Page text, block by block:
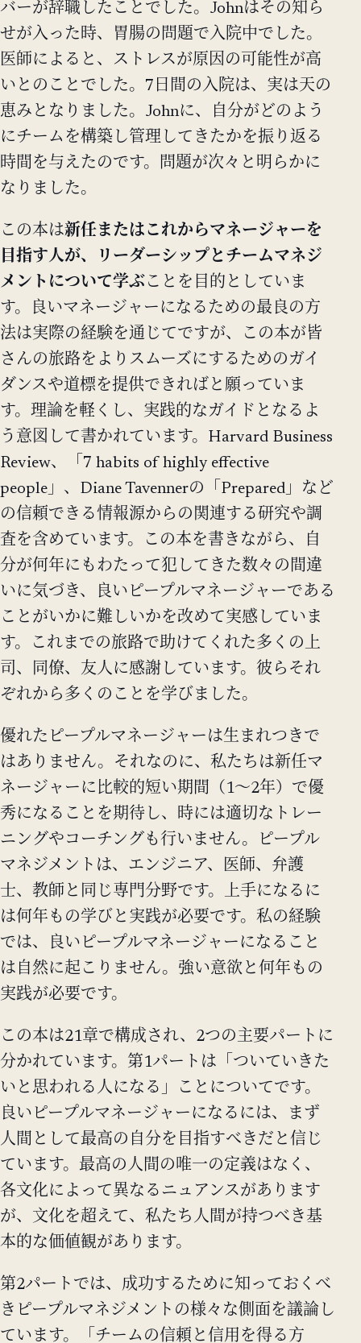
バーが辞職したことでした。Johnはその知ら
せが入った時、胃腸の問題で入院中でした。
医師によると、ストレスが原因の可能性が高
いとのことでした。7日間の入院は、実は天の
恵みとなりました。Johnに、自分がどのよう
にチームを構築し管理してきたかを振り返る
時間を与えたのです。問題が次々と明らかに
なりました。
この本は新任またはこれからマネージャーを
目指す人が、リーダーシップとチームマネジ
メントについて学ぶ ことを目的としていま
す。良いマネージャーになるための最良の方
法は実際の経験を通じてですが、この本が皆
さんの旅路をよりスムーズにするためのガイ
ダンスや道標を提供できればと願っていま
す。理論を軽くし、実践的なガイドとなるよ
う意図して書かれています。Harvard Business
Review、「7 habits of highly effective
people」、Diane Tavennerの「Prepared」など
の信頼できる情報源からの関連する研究や調
査を含めています。この本を書きながら、自
分が何年にもわたって犯してきた数々の間違
いに気づき、良いピープルマネージャーである
ことがいかに難しいかを改めて実感していま
す。これまでの旅路で助けてくれた多くの上
司、同僚、友人に感謝しています。彼らそれ
ぞれから多くのことを学びました。
優れたピープルマネージャーは生まれつきで
はありません。それなのに、私たちは新任マ
ネージャーに比較的短い期間（1～2年）で優
秀になることを期待し、時には適切なトレー
ニングやコーチングも行いません。ピープル
マネジメントは、エンジニア、医師、弁護
士、教師と同じ専門分野です。上手になるに
は何年もの学びと実践が必要です。私の経験
では、良いピープルマネージャーになること
は自然に起こりません。強い意欲と何年もの
実践が必要です。
この本は21章で構成され、2つの主要パートに
分かれています。第1パートは「ついていきた
いと思われる人になる」ことについてです。
良いピープルマネージャーになるには、まず
人間として最高の自分を目指すべきだと信じ
ています。最高の人間の唯一の定義はなく、
各文化によって異なるニュアンスがあります
が、文化を超えて、私たち人間が持つべき基
本的な価値観があります。
第2パートでは、成功するために知っておくべ
きピープルマネジメントの様々な側面を議論し
ています。「チームの信頼と信用を得る方